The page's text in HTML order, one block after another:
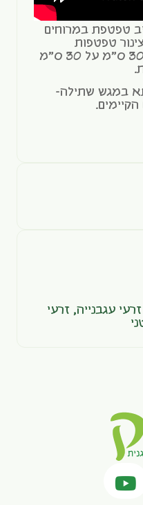
טפטפת במרוחים
(צינור טפטפות
סטנדרטי), או בריבוע של 30 ס"מ על 30 ס"מ
במגש שתילה-
זרעי עגבנייה, זרעי